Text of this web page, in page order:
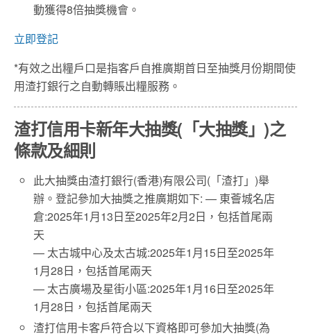
動獲得8倍抽獎機會。
立即登記
*有效之出糧戶口是指客戶自推廣期首日至抽獎月份期間使
用渣打銀行之自動轉賬出糧服務。
渣打信用卡新年大抽獎(「大抽獎」)之
條款及細則
此大抽獎由渣打銀行(香港)有限公司(「渣打」)舉
辦。登記參加大抽獎之推廣期如下: — 東薈城名店
倉:2025年1月13日至2025年2月2日，包括首尾兩
天
— 太古城中心及太古城:2025年1月15日至2025年
1月28日，包括首尾兩天
— 太古廣場及星街小區:2025年1月16日至2025年
1月28日，包括首尾兩天
渣打信用卡客戶符合以下資格即可參加大抽獎(為